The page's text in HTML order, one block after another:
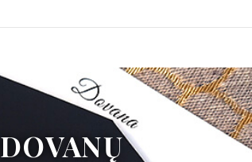
DOVANŲ